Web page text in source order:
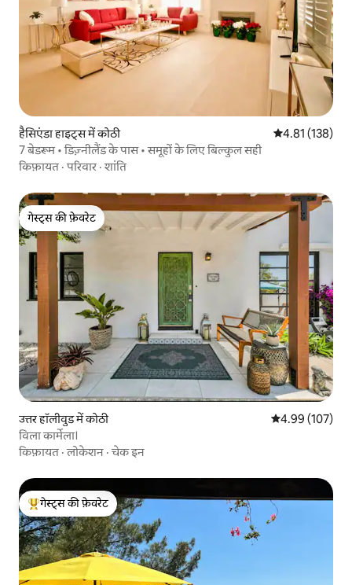
हैसिएंडा हाइट्स में कोठी औसत रेटिंग 5 में से
4.81 (138)
7 बेडरूम • डिज़्नीलैंड के पास • समूहों के लिए बिल्कुल सही
किफ़ायत ·परिवार ·शांति
गेस्ट्स की फ़ेवरेट
गेस्ट्स की फ़ेवरेट
उत्तर हॉलीवुड में कोठी औसत रेटिंग 5 में से
4.99 (107)
विला कार्मेला।
किफ़ायत ·लोकेशन ·चेक इन
गेस्ट्स का टॉप फ़ेवरेट
गेस्ट्स की फ़ेवरेट